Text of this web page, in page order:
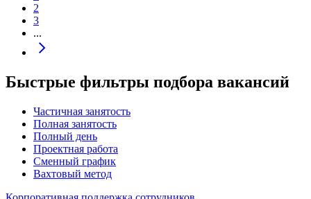
2
3
...
Быстрые фильтры подбора вакансий
Частичная занятость
Полная занятость
Полный день
Проектная работа
Сменный график
Вахтовый метод